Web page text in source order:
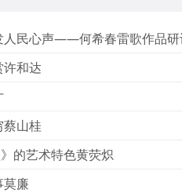
人民心声——何希春雷歌作品研
和达
山桂
的艺术特色黄荧炽
莫廉